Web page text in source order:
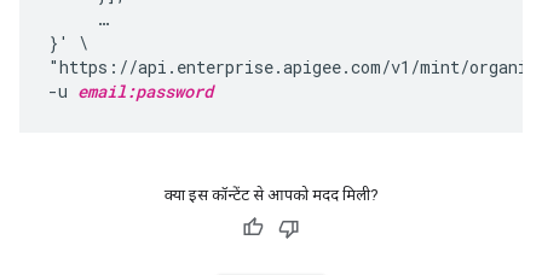
     …
}' \
"https://api.enterprise.apigee.com/v1/mint/
-u email:password
क्या इस कॉन्टेंट से आपको मदद मिली?